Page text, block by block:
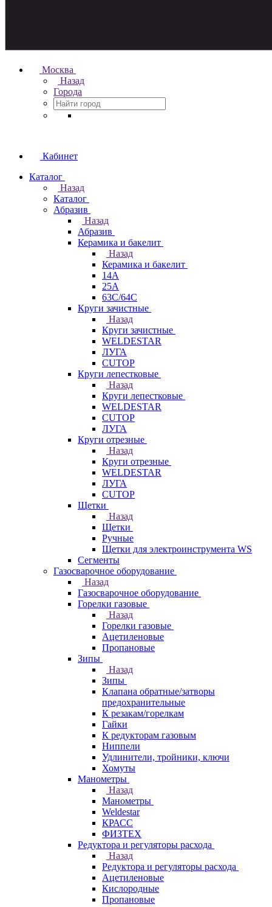
Москва
Назад
Города
Кабинет
Каталог
Назад
Каталог
Абразив
Назад
Абразив
Керамика и бакелит
Назад
Керамика и бакелит
14А
25А
63С/64С
Круги зачистные
Назад
Круги зачистные
WELDESTAR
ЛУГА
CUTOP
Круги лепестковые
Назад
Круги лепестковые
WELDESTAR
CUTOP
ЛУГА
Круги отрезные
Назад
Круги отрезные
WELDESTAR
ЛУГА
CUTOP
Щетки
Назад
Щетки
Ручные
Щетки для электроинструмента WS
Сегменты
Газосварочное оборудование
Назад
Газосварочное оборудование
Горелки газовые
Назад
Горелки газовые
Ацетиленовые
Пропановые
Зипы
Назад
Зипы
Клапана обратные/затворы
предохранительные
К резакам/горелкам
Гайки
К редукторам газовым
Ниппели
Удлинители, тройники, ключи
Хомуты
Манометры
Назад
Манометры
Weldestar
КРАСС
ФИЗТЕХ
Редуктора и регуляторы расхода
Назад
Редуктора и регуляторы расхода
Ацетиленовые
Кислородные
Пропановые